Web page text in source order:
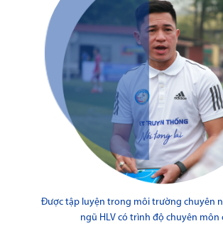
Được tập luyện trong môi trường chuyên
ngũ HLV có trình độ chuyên môn